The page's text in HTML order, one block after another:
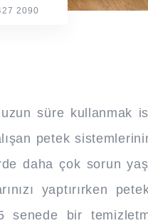
2090
süre kullanmak
petek
daha çok sorun
yaptırırken
senede bir